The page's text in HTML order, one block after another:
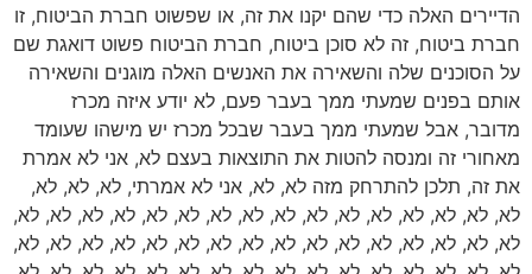
הדיירים האלה כדי שהם יקנו את זה, או שפשוט חברת הביטוח, זו
חברת ביטוח, זה לא סוכן ביטוח, חברת הביטוח פשוט דואגת שם
על הסוכנים שלה והשאירה את האנשים האלה מוגנים והשאירה
אותם בפנים שמעתי ממך בעבר פעם, לא יודע איזה מכרז
מדובר, אבל שמעתי ממך בעבר שבכל מכרז יש מישהו שעומד
מאחורי זה ומנסה להטות את התוצאות בעצם לא, אני לא אמרת
את זה, תלכן להתרחק מזה לא, לא, אני לא אמרתי, לא, לא, לא,
לא, לא, לא, לא, לא, לא, לא, לא, לא, לא, לא, לא, לא, לא, לא, לא,
לא, לא, לא, לא, לא, לא, לא, לא, לא, לא, לא, לא, לא, לא, לא, לא,